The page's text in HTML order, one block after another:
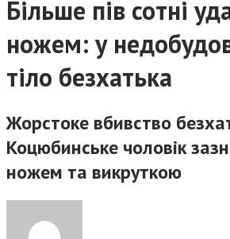
Більше пів сотні
ножем: у
тіло безхатька
Жорстоке вбивство
Коцюбинське чоловік
ножем та викруткою